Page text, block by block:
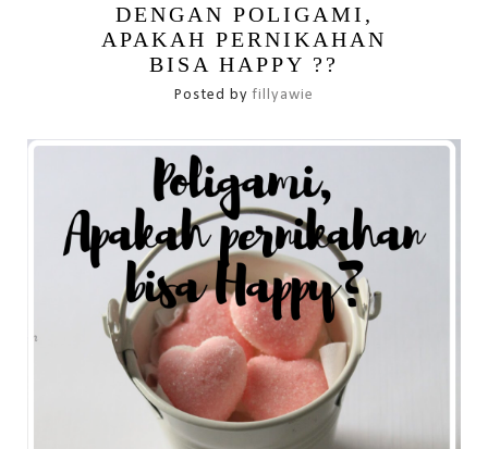
DENGAN POLIGAMI,
APAKAH PERNIKAHAN
BISA HAPPY ??
Posted byfillyawie